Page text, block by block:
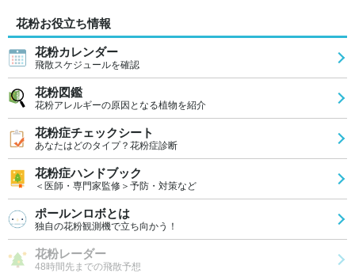
花粉お役立ち情報
花粉カレンダー
飛散スケジュールを確認
花粉図鑑
花粉アレルギーの原因となる植物を紹介
花粉症チェックシート
あなたはどのタイプ？花粉症診断
花粉症ハンドブック
＜医師・専門家監修＞予防・対策など
ポールンロボとは
独自の花粉観測機で立ち向かう！
花粉レーダー
48時間先までの飛散予想